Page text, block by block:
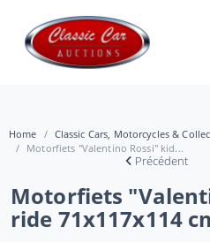
Home
Classic Cars, Motorcycles &
Motorfiets "Valentino Rossi" kid...
Précédent
Motorfiets
ride 71x117x114